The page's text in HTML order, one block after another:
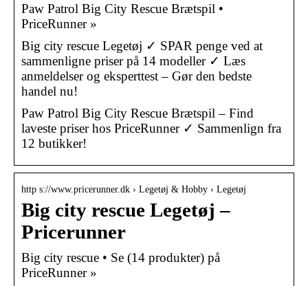
Paw Patrol Big City Rescue Brætspil •
PriceRunner »
Big city rescue Legetøj ✓ SPAR penge ved at
sammenligne priser på 14 modeller ✓ Læs
anmeldelser og eksperttest – Gør den bedste
handel nu!
Paw Patrol Big City Rescue Brætspil – Find
laveste priser hos PriceRunner ✓ Sammenlign fra
12 butikker!
http s://www.pricerunner.dk › Legetøj & Hobby › Legetøj
Big city rescue Legetøj –
Pricerunner
Big city rescue • Se (14 produkter) på
PriceRunner »